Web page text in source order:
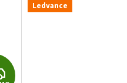
Z
Ledvance